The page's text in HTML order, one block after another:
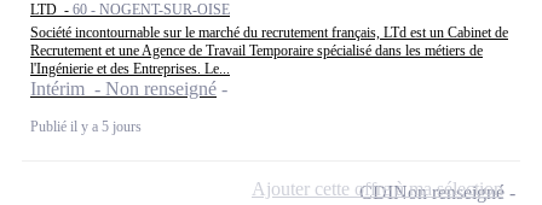
LTD - 60 - NOGENT-SUR-OISE
Société incontournable sur le marché du recrutement français, LTd est un Cabinet de
Recrutement et une Agence de Travail Temporaire spécialisé dans les métiers de
l'Ingénierie et des Entreprises. Le...
Intérim - Non renseigné
Publié il y a 5 jours
CDINon renseigné
Ajouter cette offre à ma sélection